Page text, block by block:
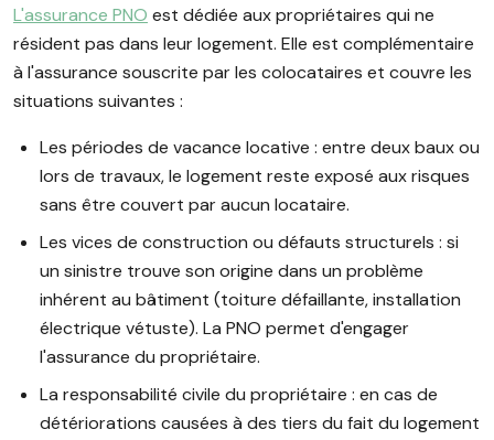
L'assurance PNO est dédiée aux propriétaires qui ne
résident pas dans leur logement. Elle est complémentaire
à l'assurance souscrite par les colocataires et couvre les
situations suivantes :
Les périodes de vacance locative : entre deux baux ou
lors de travaux, le logement reste exposé aux risques
sans être couvert par aucun locataire.
Les vices de construction ou défauts structurels : si
un sinistre trouve son origine dans un problème
inhérent au bâtiment (toiture défaillante, installation
électrique vétuste). La PNO permet d'engager
l'assurance du propriétaire.
La responsabilité civile du propriétaire : en cas de
détériorations causées à des tiers du fait du logement